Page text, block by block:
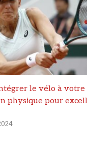
le vélo à votre
physique pour